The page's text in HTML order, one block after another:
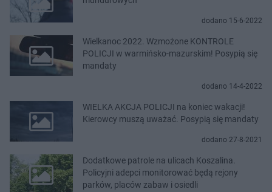
dodano 15-6-2022
Wielkanoc 2022. Wzmożone KONTROLE
POLICJI w warmińsko-mazurskim! Posypią się
mandaty
dodano 14-4-2022
WIELKA AKCJA POLICJI na koniec wakacji!
Kierowcy muszą uważać. Posypią się mandaty
dodano 27-8-2021
Dodatkowe patrole na ulicach Koszalina.
Policyjni adepci monitorować będą rejony
parków, placów zabaw i osiedli